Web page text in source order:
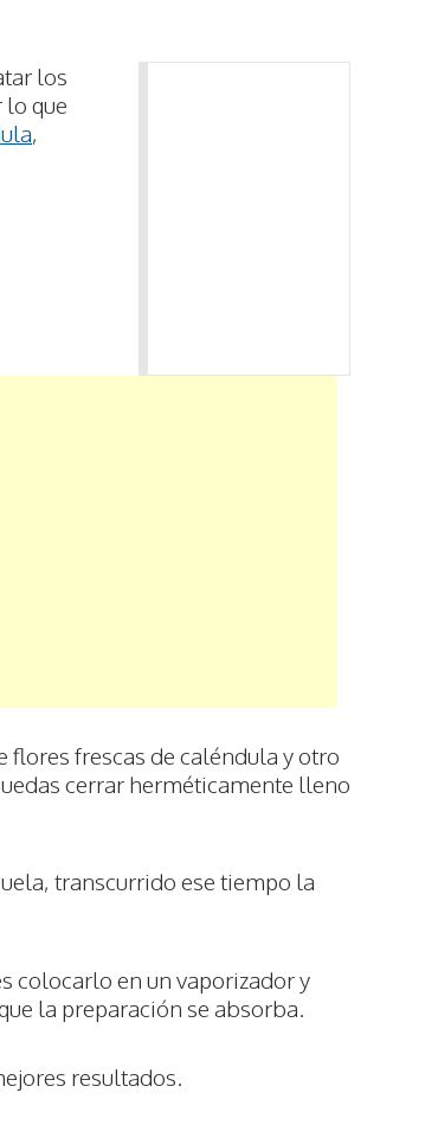
los
que
,
flores frescas de caléndula y otro
cerrar herméticamente lleno
transcurrido ese tiempo la
colocarlo en un vaporizador y
la preparación se absorba.
resultados.